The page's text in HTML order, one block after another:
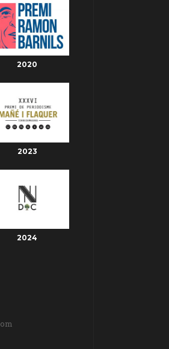
2020
2023
2024